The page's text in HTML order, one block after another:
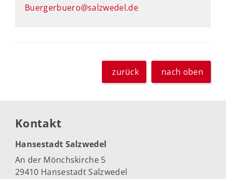
Buergerbuero@salzwedel.de
zurück nach oben
Kontakt
Hansestadt Salzwedel
An der Mönchskirche 5
29410 Hansestadt Salzwedel